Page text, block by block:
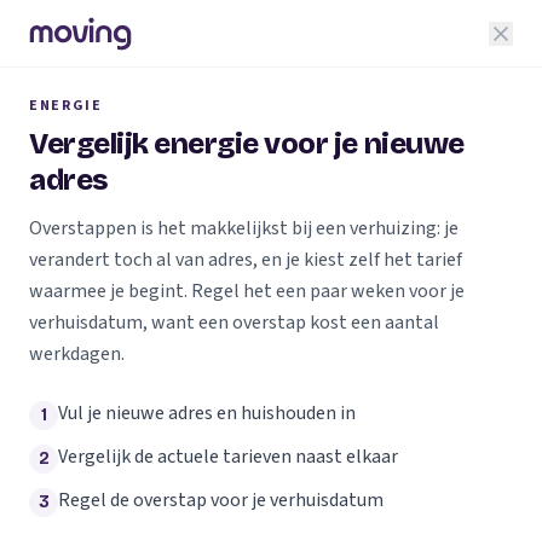
ENERGIE
Vergelijk energie voor je nieuwe
adres
Overstappen is het makkelijkst bij een verhuizing: je
verandert toch al van adres, en je kiest zelf het tarief
waarmee je begint. Regel het een paar weken voor je
verhuisdatum, want een overstap kost een aantal
werkdagen.
1 Vul je nieuwe adres en huishouden in
2 Vergelijk de actuele tarieven naast elkaar
3 Regel de overstap voor je verhuisdatum